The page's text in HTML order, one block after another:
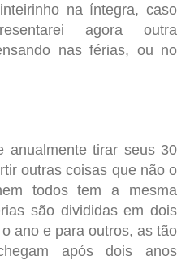
na íntegra, caso
agora outra
nas férias, ou no
anualmente tirar seus 30
outras coisas que não o
todos tem a mesma
são divididas em dois
ano e para outros, as tão
após dois anos